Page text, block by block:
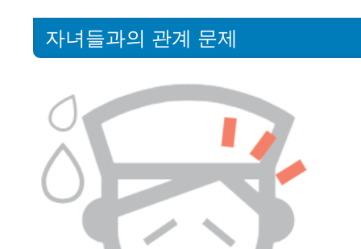
자녀들과의 관계 문제